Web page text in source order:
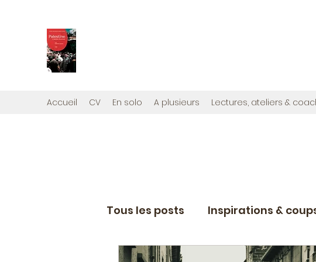
Accueil CV En solo A plusieurs Lectures, ateliers &
Tous les posts Inspirations &
Eléments de coaching Projets